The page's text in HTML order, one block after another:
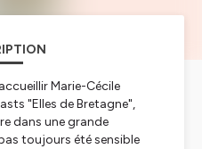
Marie-Cécile
"Elles de Bretagne",
dans une grande
toujours été sensible